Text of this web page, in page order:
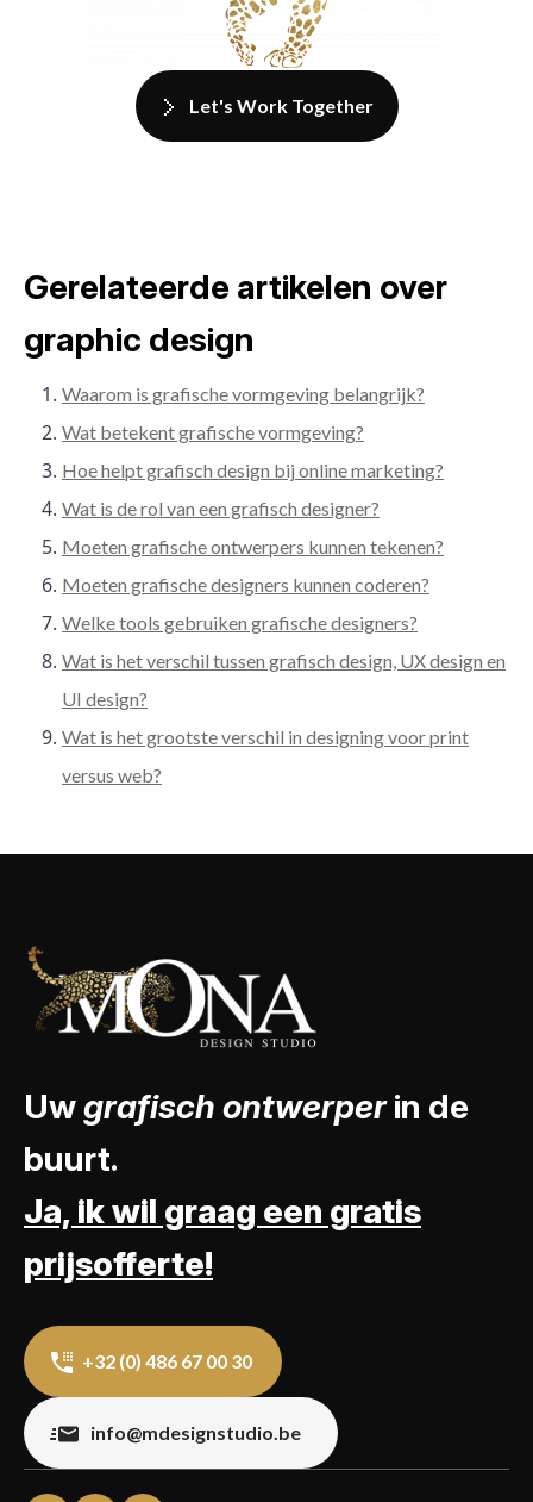
Let's Work Together
Gerelateerde artikelen over
graphic design
Waarom is grafische vormgeving belangrijk?
Wat betekent grafische vormgeving?
Hoe helpt grafisch design bij online marketing?
Wat is de rol van een grafisch designer?
Moeten grafische ontwerpers kunnen tekenen?
Moeten grafische designers kunnen coderen?
Welke tools gebruiken grafische designers?
Wat is het verschil tussen grafisch design, UX design en
UI design?
Wat is het grootste verschil in designing voor print
versus web?
Uwgrafisch ontwerperin de
buurt.
Ja, ik wil graag een gratis
prijsofferte!
+32 (0) 486 67 00 30
info@mdesignstudio.be